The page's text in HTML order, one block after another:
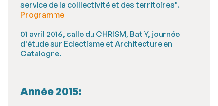
service de la colllectivité et des territoires".
Programme
01 avril 2016, salle du CHRISM, Bat Y, journée
d'étude sur Eclectisme et Architecture en
Catalogne.
Année 2015: